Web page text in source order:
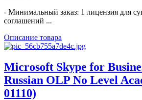
- Минимальный заказ: 1 лицензия для
соглашений ...
Описание товара
Microsoft Skype for
Russian OLP No Level
01110)